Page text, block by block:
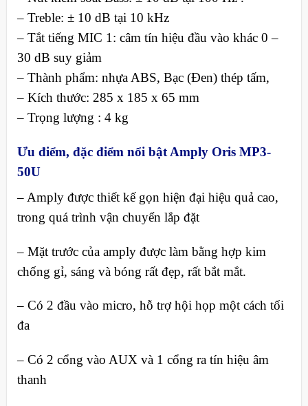
– Treble: ± 10 dB tại 10 kHz
– Tắt tiếng MIC 1: câm tín hiệu đầu vào khác 0 –
30 dB suy giảm
– Thành phẩm: nhựa ABS, Bạc (Đen) thép tấm,
– Kích thước: 285 x 185 x 65 mm
– Trọng lượng : 4 kg
Ưu điểm, đặc điểm nổi bật Amply Oris MP3-
50U
– Amply được thiết kế gọn hiện đại hiệu quả cao,
trong quá trình vận chuyển lắp đặt
– Mặt trước của amply được làm bằng hợp kim
chống gỉ, sáng và bóng rất đẹp, rất bắt mắt.
– Có 2 đầu vào micro, hỗ trợ hội họp một cách tối
đa
– Có 2 cổng vào AUX và 1 cổng ra tín hiệu âm
thanh